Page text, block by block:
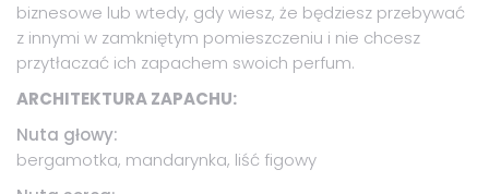
biznesowe lub wtedy, gdy wiesz, że będziesz przebywać
z innymi w zamkniętym pomieszczeniu i nie chcesz
przytłaczać ich zapachem swoich perfum.
ARCHITEKTURA ZAPACHU:
Nuta głowy:
bergamotka, mandarynka, liść figowy